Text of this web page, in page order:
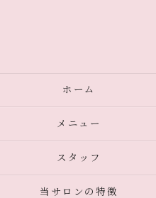
ホーム
メニュー
スタッフ
当サロンの特徴